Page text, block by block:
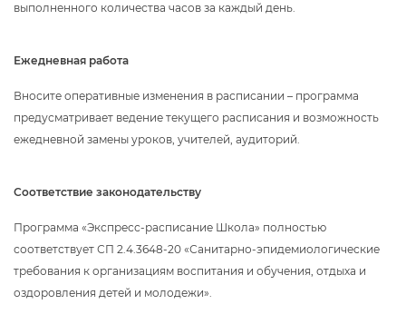
ыполненного количества часов за каждый день.
Ежедневная работа
носите оперативные изменения в расписании – программа
предусматривает ведение текущего расписания и возможность
ежедневной замены уроков, учителей, аудиторий.
Соответствие законодательству
Программа «Экспресс-расписание Школа» полностью
соответствует СП 2.4.3648-20 «Санитарно-эпидемиологические
требования к организациям воспитания и обучения, отдыха и
оздоровления детей и молодежи».